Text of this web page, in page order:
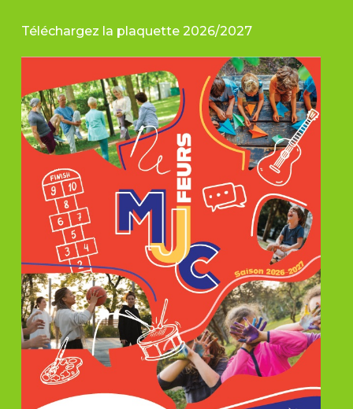
Téléchargez la plaquette 2026/2027